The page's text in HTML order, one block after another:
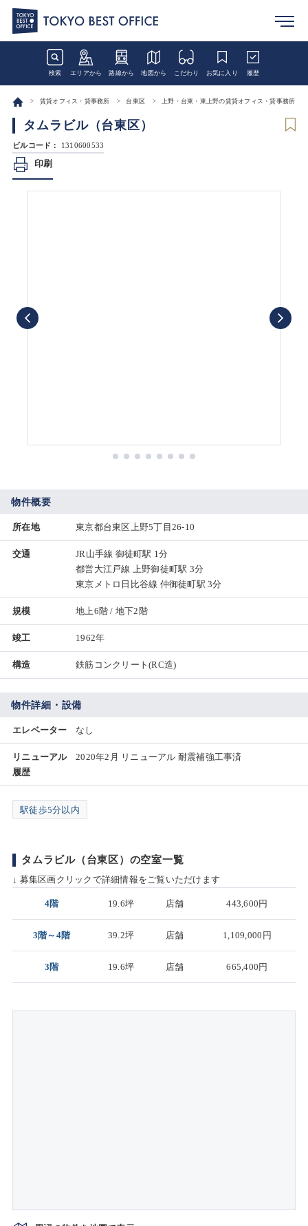
検索 エリアから 路線から 地図から こだわり お気に入り 履歴
賃貸オフィス・貸事務所 台東区 上野・台東・東上野の賃貸オフィス・貸事務所
タムラビル（台東区）
ビルコード： 1310600533
印刷
物件概要
所在地 東京都台東区上野5丁目26-10
交通
JR山手線 御徒町駅 1分
都営大江戸線 上野御徒町駅 3分
東京メトロ日比谷線 仲御徒町駅 3分
規模 地上6階 / 地下2階
竣工 1962年
構造 鉄筋コンクリート(RC造)
物件詳細・設備
エレベーター なし
リニューアル
履歴
2020年2月 リニューアル 耐震補強工事済
駅徒歩5分以内
タムラビル（台東区）の空室一覧
↓ 募集区画クリックで詳細情報をご覧いただけます
4階 19.6坪 店舗 443,600円
3階～4階 39.2坪 店舗 1,109,000円
3階 19.6坪 店舗 665,400円